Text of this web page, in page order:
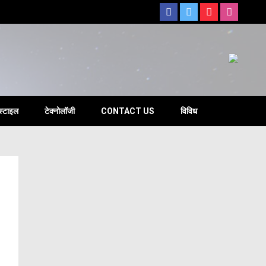
टेक्नोलॉजी CONTACT US विविध